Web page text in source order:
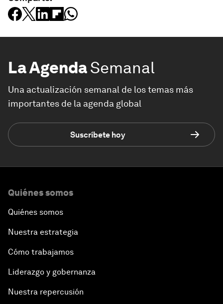
La AgendaSemanal
Una actualización semanal de los temas más
importantes de la agenda global
Suscríbete hoy
Quiénes somos
Quiénes somos
Nuestra estrategia
Cómo trabajamos
Liderazgo y gobernanza
Nuestra repercusión